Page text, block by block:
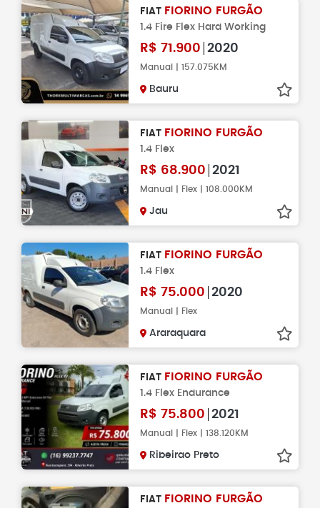
FIAT FIORINO FURGÃO
1.4 Fire Flex Hard Working
R$ 71.900 2020
Manual | 157.075KM
Bauru
FIAT FIORINO FURGÃO
1.4 Flex
R$ 68.900 2021
Manual | Flex | 108.000KM
Jau
FIAT FIORINO FURGÃO
1.4 Flex
R$ 75.000 2020
Manual | Flex
Araraquara
FIAT FIORINO FURGÃO
1.4 Flex Endurance
R$ 75.800 2021
Manual | Flex | 138.120KM
Ribeirao Preto
FIAT FIORINO FURGÃO